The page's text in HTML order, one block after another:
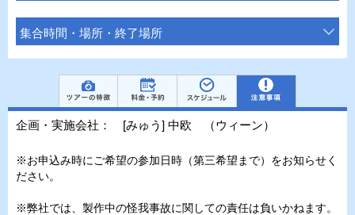
集合時間・場所・終了場所
企画・実施会社： [みゅう] 中欧 （ウィーン）
※お申込み時にご希望の参加日時（第三希望まで）をお知らせく
ださい。
※弊社では、製作中の怪我事故に関しての責任は負いかねます。